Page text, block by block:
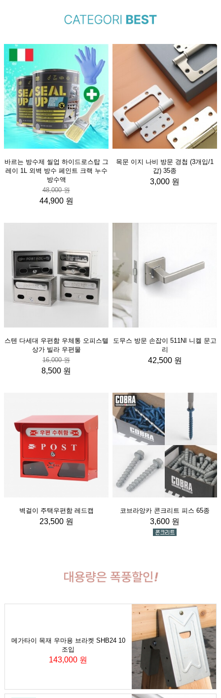
바르는 방수제 씰업 하이드로스탑 그
레이 1L 외벽 방수 페인트 크랙 누수
방수액
48,000 원
44,900 원
목문 이지 나비 방문 경첩 (3개입/1
갑) 35종
3,000 원
스텐 다세대 우편함 우체통 오피스텔
상가 빌라 우편물
16,000 원
8,500 원
도무스 방문 손잡이 511NI 니켈 문고
리
42,500 원
벽걸이 주택우편함 레드캡
23,500 원
코브라앙카 콘크리트 피스 65종
3,600 원
메가타이 목재 우마용 브라켓 SHB24 10
조입
143,000 원